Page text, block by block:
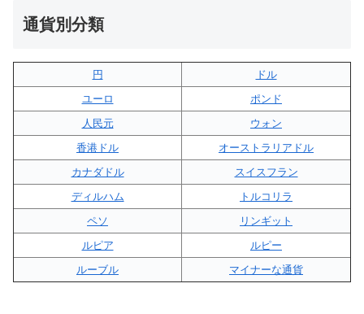
通貨別分類
円
ドル
ユーロ
ポンド
人民元
ウォン
香港ドル
オーストラリアドル
カナダドル
スイスフラン
ディルハム
トルコリラ
ペソ
リンギット
ルピア
ルピー
ルーブル
マイナーな通貨